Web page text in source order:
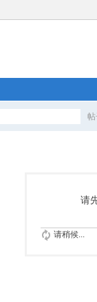
请
请稍候...